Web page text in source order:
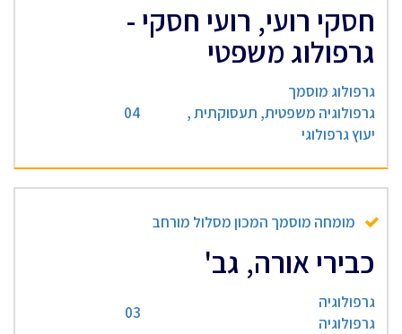
חסקי רועי, רועי חסקי -
גרפולוג משפטי
גרפולוג מוסמך
גרפולוגיה משפטית, תעסוקתית ,
יעוץ גרפולוגי
04
מומחה מוסמך המכון מסלול מורחב
כבירי אורה, גב'
גרפולוגיה
גרפולוגיה
03